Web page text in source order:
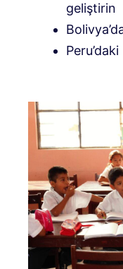
geliştirin